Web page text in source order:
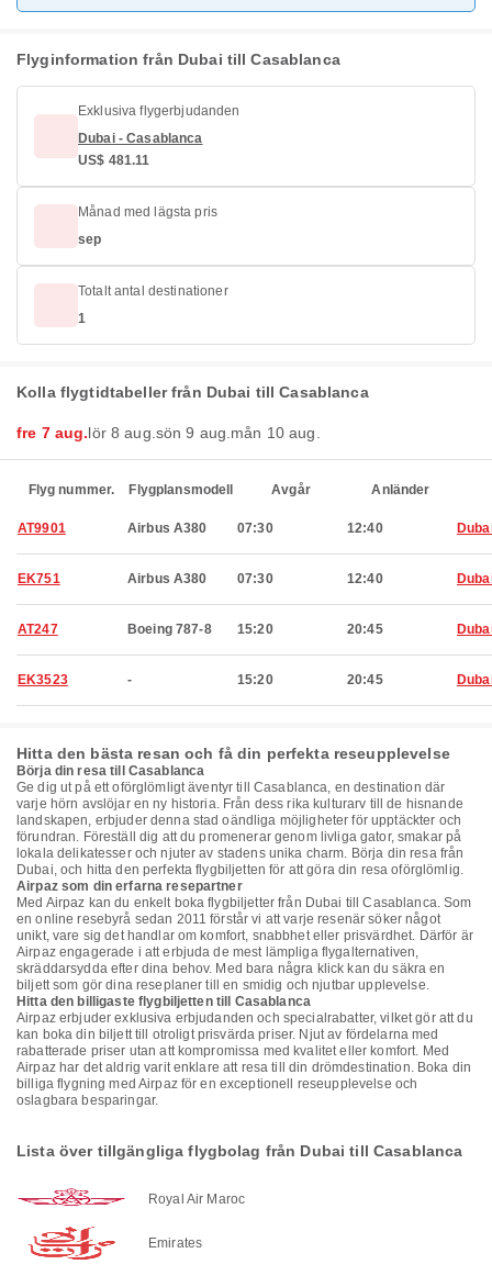
Flyginformation från Dubai till Casablanca
Exklusiva flygerbjudanden
Dubai - Casablanca
US$ 481.11
Månad med lägsta pris
sep
Totalt antal destinationer
1
Kolla flygtidtabeller från Dubai till Casablanca
fre 7 aug.lör 8 aug. sön 9 aug. mån 10 aug.
Flyg nummer. Flygplansmodell Avgår Anländer
AT9901 Airbus A380 07:30 12:40
EK751 Airbus A380 07:30 12:40
AT247 Boeing 787-8 15:20 20:45
EK3523 - 15:20 20:45
Hitta den bästa resan och få din perfekta reseupplevelse
Börja din resa till Casablanca
Ge dig ut på ett oförglömligt äventyr till Casablanca, en destination där
varje hörn avslöjar en ny historia. Från dess rika kulturarv till de hisnande
landskapen, erbjuder denna stad oändliga möjligheter för upptäckter och
förundran. Föreställ dig att du promenerar genom livliga gator, smakar på
lokala delikatesser och njuter av stadens unika charm. Börja din resa från
Dubai, och hitta den perfekta flygbiljetten för att göra din resa oförglömlig.
Airpaz som din erfarna resepartner
Med Airpaz kan du enkelt boka flygbiljetter från Dubai till Casablanca. Som
en online resebyrå sedan 2011 förstår vi att varje resenär söker något
unikt, vare sig det handlar om komfort, snabbhet eller prisvärdhet. Därför är
Airpaz engagerade i att erbjuda de mest lämpliga flygalternativen,
skräddarsydda efter dina behov. Med bara några klick kan du säkra en
biljett som gör dina reseplaner till en smidig och njutbar upplevelse.
Hitta den billigaste flygbiljetten till Casablanca
Airpaz erbjuder exklusiva erbjudanden och specialrabatter, vilket gör att du
kan boka din biljett till otroligt prisvärda priser. Njut av fördelarna med
rabatterade priser utan att kompromissa med kvalitet eller komfort. Med
Airpaz har det aldrig varit enklare att resa till din drömdestination. Boka din
billiga flygning med Airpaz för en exceptionell reseupplevelse och
oslagbara besparingar.
Lista över tillgängliga flygbolag från Dubai till Casablanca
Royal Air Maroc
Emirates